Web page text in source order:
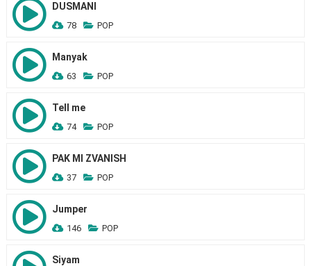
DUSMANI
78 POP
Manyak
63 POP
Tell me
74 POP
PAK MI ZVANISH
37 POP
Jumper
146 POP
Siyam